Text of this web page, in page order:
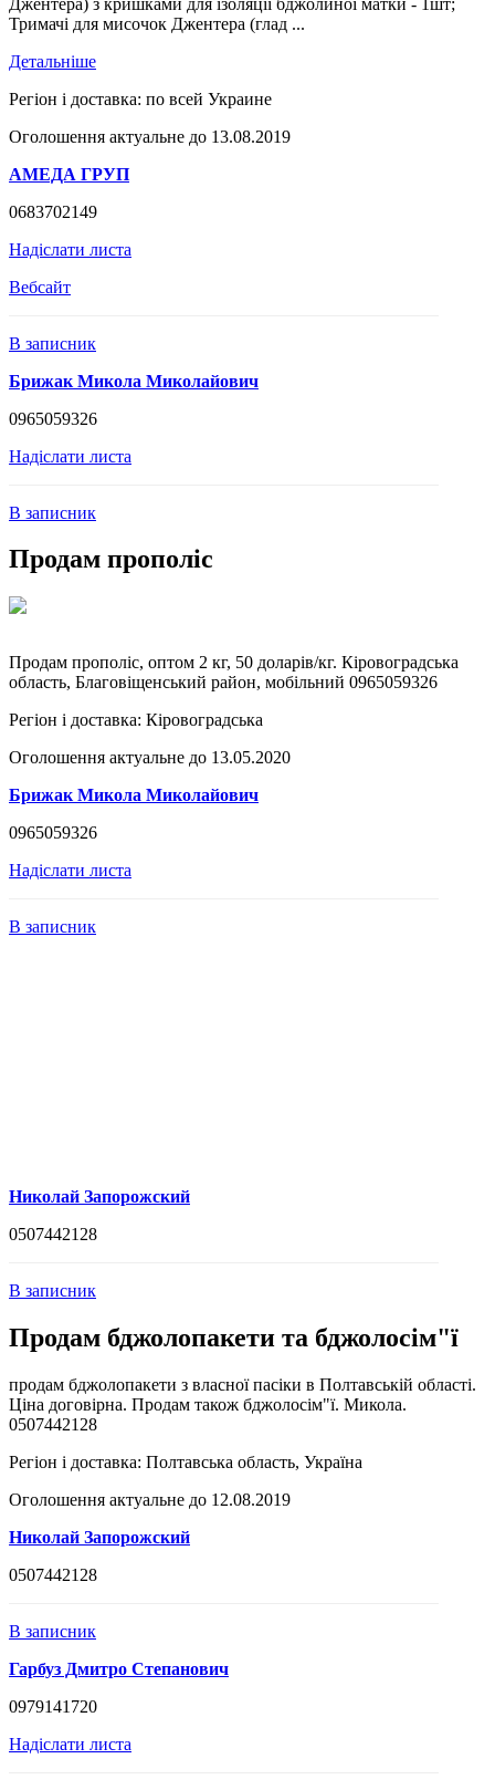
Тримачі для мисочок Джентера (глад ...
Детальніше
Регіон і доставка: по всей Украине
Оголошення актуальне до 13.08.2019
АМЕДА ГРУП
0683702149
Надіслати листа
Вебсайт
В записник
Брижак Микола Миколайович
0965059326
Надіслати листа
В записник
Продам прополіс
Продам прополіс, оптом 2 кг, 50 доларів/кг. Кіровоградська
область, Благовіщенський район, мобільний 0965059326
Регіон і доставка: Кіровоградська
Оголошення актуальне до 13.05.2020
Брижак Микола Миколайович
0965059326
Надіслати листа
В записник
Николай Запорожский
0507442128
В записник
Продам бджолопакети та бджолосім"ї
продам бджолопакети з власної пасіки в Полтавській області.
Ціна договірна. Продам також бджолосім"ї. Микола.
0507442128
Регіон і доставка: Полтавська область, Україна
Оголошення актуальне до 12.08.2019
Николай Запорожский
0507442128
В записник
Гарбуз Дмитро Степанович
0979141720
Надіслати листа